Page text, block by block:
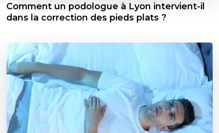
Comment un podologue à Lyon intervient-il
dans la correction des pieds plats ?